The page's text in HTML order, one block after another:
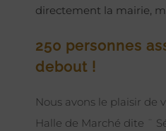
directement la mairie,
250 personnes
debout !
Nous avons le plaisir de
Halle de Marché dite ¨